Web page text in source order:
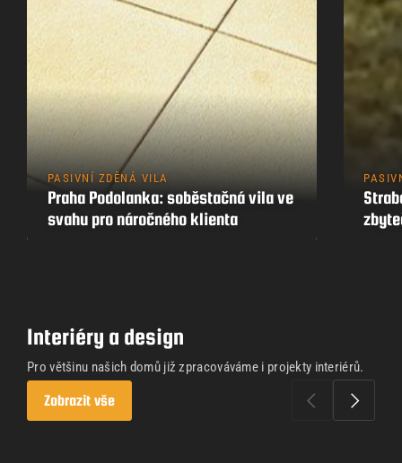
PASIVNÍ ZDĚNÁ VILA
Praha Podolanka: soběstačná vila ve
svahu pro náročného klienta
Interiéry a design
Pro většinu našich domů již zpracováváme i projekty interiérů.
Zobrazit vše